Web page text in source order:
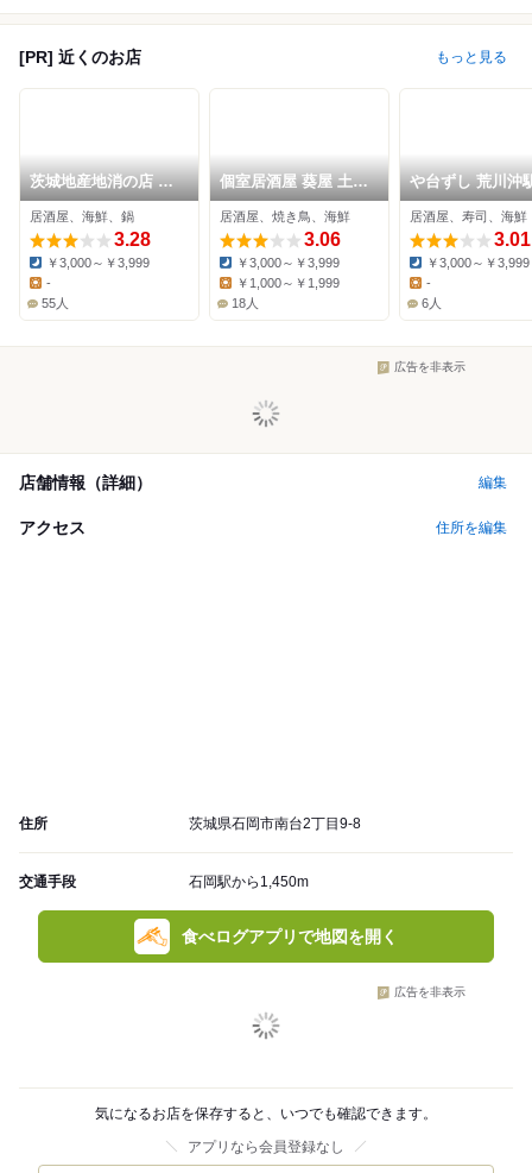
[PR] 近くのお店 もっと見る
茨城地産地消の店 全
席個室 もんどころ 土
浦駅前店
居酒屋、海鮮、鍋
3.28
Dinner:
￥3,000～￥3,999
Lunch:
-
55人
個室居酒屋 葵屋 土浦
店
居酒屋、焼き鳥、海鮮
3.06
Dinner:
￥3,000～￥3,999
Lunch:
￥1,000～￥1,999
18人
や台ずし 荒川沖
町
居酒屋、寿司、海鮮
3.01
Dinner:
￥3,000～￥3,999
Lunch:
-
6人
広告を非表示
店舗情報（詳細） 編集
アクセス 住所を編集
住所 茨城県石岡市南台2丁目9-8
交通手段 石岡駅から1,450m
食べログアプリで地図を開く
広告を非表示
気になるお店を保存すると、いつでも確認できます。
アプリなら会員登録なし